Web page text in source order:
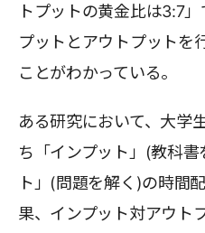
トプットの黄金比は3:7
プットとアウトプットを
ことがわかっている。
ある研究において、大学
ち「インプット」(教科
ト」(問題を解く)の時間
果、インプット対アウト